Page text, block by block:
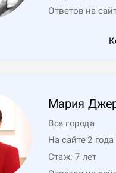
Ответов на
Мария
Все города
На сайте 2 года
Стаж:7 лет